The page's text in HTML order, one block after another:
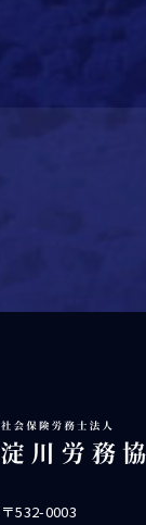
〒532-0003